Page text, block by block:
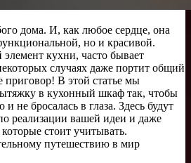
дома. И, как любое сердце, она
но и красивой.
кухни, часто бывает
случаях даже портит общий
приговор! В этой статье мы
в кухонный шкаф так, чтобы
не бросалась в глаза. Здесь будут
реализации вашей идеи и даже
стоит учитывать.
путешествию в мир